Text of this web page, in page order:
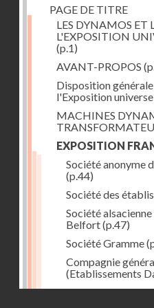
PAGE DE TITRE
LES DYNAMOS ET
L'EXPOSITION
(p.1)
AVANT-PROPOS
Disposition
l'Exposition
MACHINES
EXPOSITION
Société anonyme
(p.44)
Société des
Société
Belfort(p.47)
Société Gramme
Compagnie
(Etablissements
Compagnie